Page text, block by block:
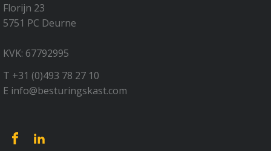
Florijn 23
5751 PC Deurne
KVK: 67792995
T +31 (0)493 78 27 10
E info@besturingskast.com